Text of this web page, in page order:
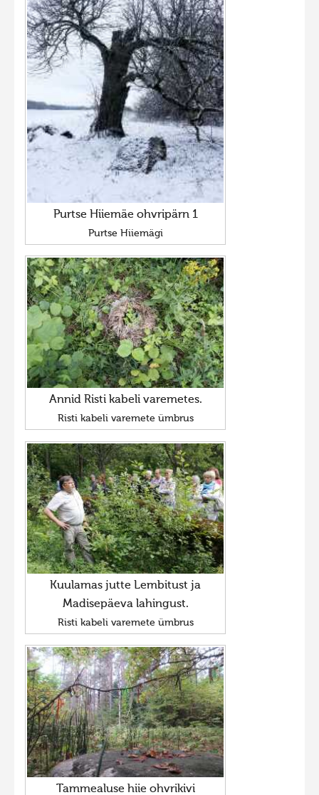
Purtse Hiiemäe ohvripärn 1
Purtse Hiiemägi
Annid Risti kabeli varemetes.
Risti kabeli varemete ümbrus
Kuulamas jutte Lembitust ja
Madisepäeva lahingust.
Risti kabeli varemete ümbrus
Tammealuse hiie ohvrikivi